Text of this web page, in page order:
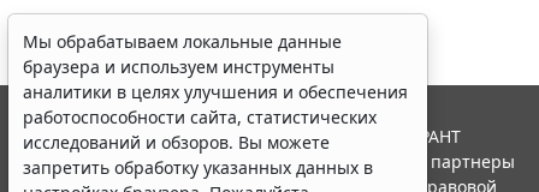
Мы обрабатываем локальные данные
браузера и используем инструменты
аналитики в целях улучшения и обеспечения
работоспособности сайта, статистических
исследований и обзоров. Вы можете
запретить обработку указанных данных в
© ООО "НПП "ГАРАНТ-СЕРВИС", 2026. Система ГАРАНТ
выпускается с 1990 года. Компания "Гарант" и ее партнеры
являются участниками Российской ассоциации правовой